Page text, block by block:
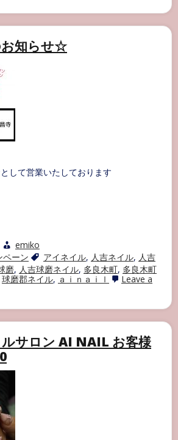
良
ネ
イ
ル
part21
知らせ☆
して営業いたしております
emiko
ペーン アイネイル, 人吉ネイル, 人吉
磨, 人吉球磨ネイル, 多良木町, 多良木町
球磨郡ネイル, ａｉｎａｉｌ
Leave a
サロン AI NAIL お客様